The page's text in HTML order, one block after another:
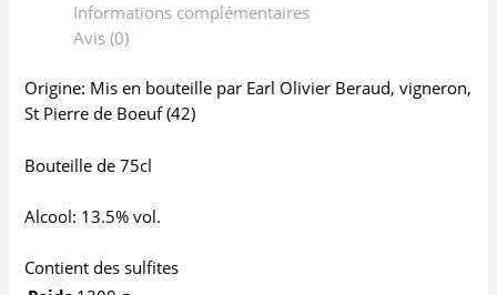
Informations complémentaires
Avis (0)
Origine: Mis en bouteille par Earl Olivier Beraud, vigneron,
St Pierre de Boeuf (42)
Bouteille de 75cl
Alcool: 13.5% vol.
Contient des sulfites